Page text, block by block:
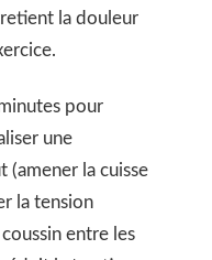
la douleur
pour
une
(amener la cuisse
la tension
entre les